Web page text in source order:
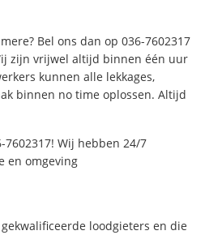
Bel ons dan op 036-7602317
zijn vrijwel altijd binnen één uur
kunnen alle lekkages,
binnen no time oplossen. Altijd
7602317! Wij hebben 24/7
en omgeving
loodgieters en die